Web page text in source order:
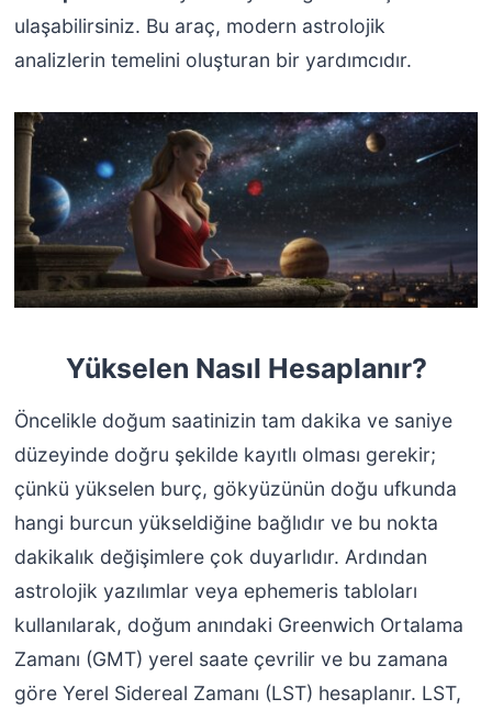
ulaşabilirsiniz. Bu araç, modern astrolojik
analizlerin temelini oluşturan bir yardımcıdır.
Yükselen Nasıl Hesaplanır?
Öncelikle doğum saatinizin tam dakika ve saniye
düzeyinde doğru şekilde kayıtlı olması gerekir;
çünkü yükselen burç, gökyüzünün doğu ufkunda
hangi burcun yükseldiğine bağlıdır ve bu nokta
dakikalık değişimlere çok duyarlıdır. Ardından
astrolojik yazılımlar veya ephemeris tabloları
kullanılarak, doğum anındaki Greenwich Ortalama
Zamanı (GMT) yerel saate çevrilir ve bu zamana
göre Yerel Sidereal Zamanı (LST) hesaplanır. LST,